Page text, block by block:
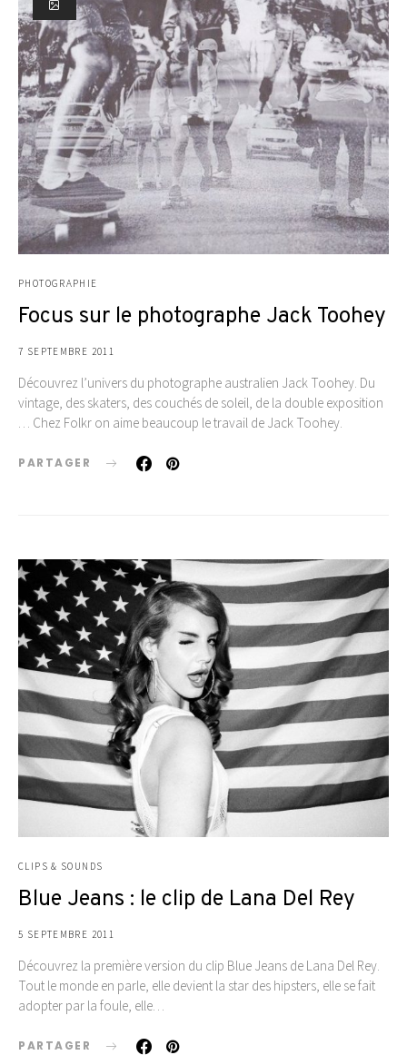
PHOTOGRAPHIE
Focus sur le photographe Jack Toohey
7 SEPTEMBRE 2011
Découvrez l’univers du photographe australien Jack Toohey. Du
vintage, des skaters, des couchés de soleil, de la double exposition
… Chez Folkr on aime beaucoup le travail de Jack Toohey.
PARTAGER
CLIPS & SOUNDS
Blue Jeans : le clip de Lana Del Rey
5 SEPTEMBRE 2011
Découvrez la première version du clip Blue Jeans de Lana Del Rey.
Tout le monde en parle, elle devient la star des hipsters, elle se fait
adopter par la foule, elle…
PARTAGER